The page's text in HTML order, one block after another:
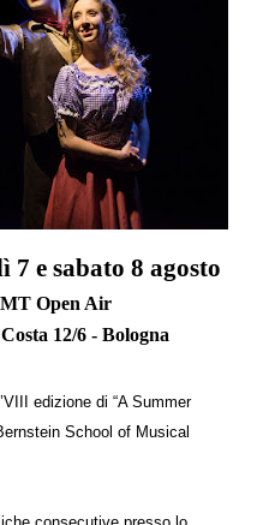
7 e sabato 8 agosto
Open Air
12/6 - Bologna
edizione di “A Summer
School of Musical